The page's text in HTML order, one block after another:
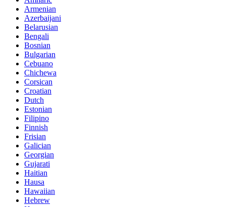
Armenian
Azerbaijani
Belarusian
Bengali
Bosnian
Bulgarian
Cebuano
Chichewa
Corsican
Croatian
Dutch
Estonian
Filipino
Finnish
Frisian
Galician
Georgian
Gujarati
Haitian
Hausa
Hawaiian
Hebrew